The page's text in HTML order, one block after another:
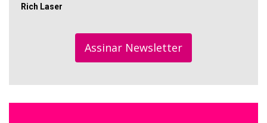
Rich Laser
Assinar Newsletter